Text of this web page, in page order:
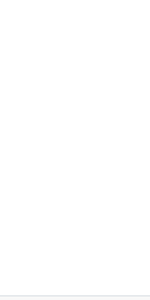
dalla